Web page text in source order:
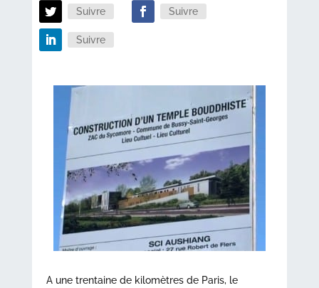
Suivre Suivre
Suivre
A une trentaine de kilomètres de Paris, le